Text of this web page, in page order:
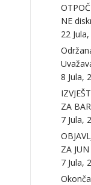
NE
22
8 Jula,
ZA
7 Jula,
ZA
7 Jula,